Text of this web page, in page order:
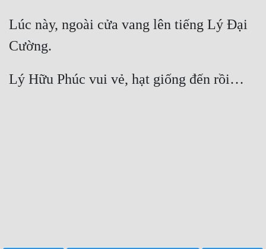
Lúc này, ngoài cửa vang lên tiếng Lý Đại